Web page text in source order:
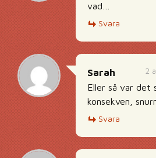
vad…
Svara
2
Sarah
Eller så var det
konsekven,
Svara